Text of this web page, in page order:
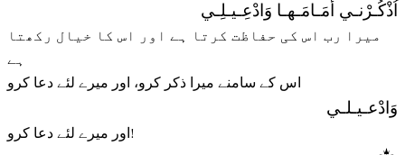
اُذْكُـرْنـي أَمَـامَـهـا وَادْعِـيـلِـي
میرا رب اس کی حفاظت کرتا ہے اور اس کا خیال رکھتا
ہے
اس کے سامنے میرا ذکر کرو، اور میرے لئے دعا کرو
وَادْعـيـلـي
اور میرے لئے دعا کرو!